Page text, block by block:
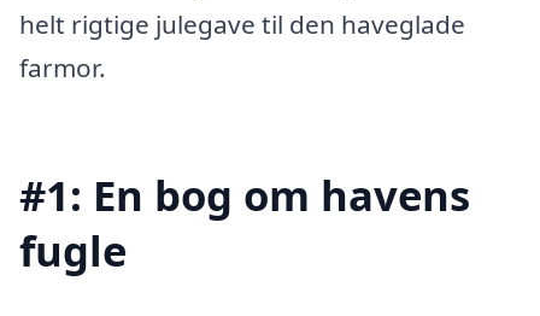
helt rigtige julegave til den haveglade
farmor.
#1: En bog om havens
fugle